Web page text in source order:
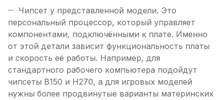
Чипсет у представленной модели. Это
персональный процессор, который управляет
компонентами, подключёнными к плате. Именно
от этой детали зависит функциональность платы
и скорость её работы. Например, для
стандартного рабочего компьютера подойдут
чипсеты B150 и Н270, а для игровых моделей
нужны более продвинутые варианты материнских